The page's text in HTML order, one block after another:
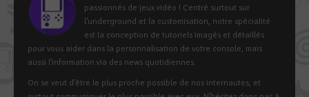
passionnés de jeux vidéo ! Centré surtout sur
l’underground et la customisation, notre spécialité
est la conception de tutoriels imagés et détaillés
pour vous aider dans la personnalisation de votre console, mais
aussi l’information via des news quotidiennes.
On se veut d’être le plus proche possible de nos internautes, et